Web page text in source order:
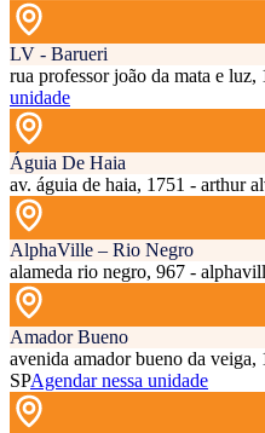
LV - Barueri
rua professor joão da mata e luz,
unidade
Águia De Haia
av. águia de haia, 1751 - arthur
AlphaVille – Rio Negro
alameda rio negro, 967 -
Amador Bueno
avenida amador bueno da veiga,
SPAgendar nessa unidade